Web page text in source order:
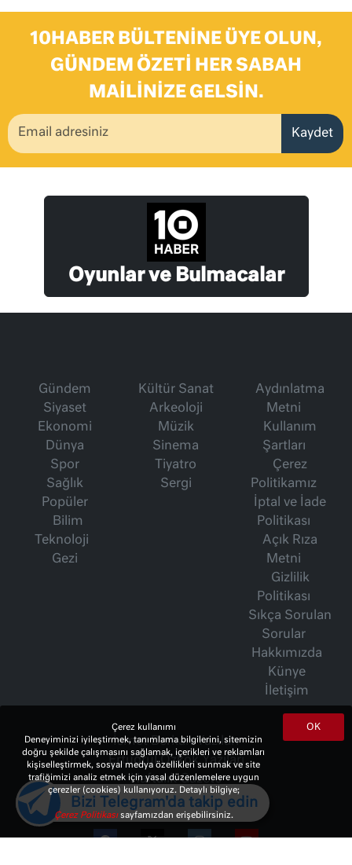
10HABER BÜLTENINE ÜYE OLUN,
GÜNDEM ÖZETI HER SABAH
MAILINIZE GELSIN.
Kaydet
Oyunlar ve Bulmacalar
Gündem
Siyaset
Ekonomi
Dünya
Spor
Sağlık
Popüler
Bilim
Teknoloji
Gezi
Kültür Sanat
Arkeoloji
Müzik
Sinema
Tiyatro
Sergi
Aydınlatma
Metni
Kullanım
Şartları
Çerez
Politikamız
İptal ve İade
Politikası
Açık Rıza
Metni
Gizlilik
Politikası
Sıkça Sorulan
Sorular
Hakkımızda
Künye
İletişim
İsmet Berkan Yazıları
Ertuğrul Özkök Yazıları
Haftalık Gazete
OK
Çerez kullanımı
Deneyiminizi iyileştirmek, tanımlama bilgilerini, sitemizin
doğru şekilde çalışmasını sağlamak, içerikleri ve reklamları
kişiselleştirmek, sosyal medya özellikleri sunmak ve site
trafiğimizi analiz etmek için yasal düzenlemelere uygun
çerezler (cookies) kullanıyoruz. Detaylı bilgiye;
Çerez Politikasısayfamızdan erişebilirsiniz.
Bizi Telegram'da takip edin